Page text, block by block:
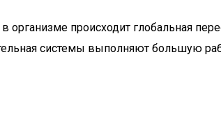
происходит глобальная
системы выполняют большую